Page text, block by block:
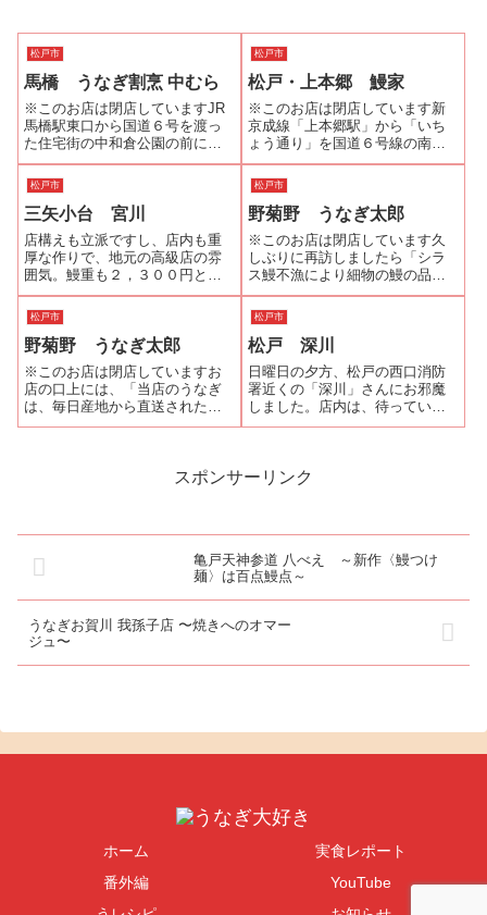
松戸市
馬橋 うなぎ割烹 中むら
※このお店は閉店していますJR
馬橋駅東口から国道６号を渡っ
た住宅街の中和倉公園の前に
「中むら」はあります。１階は
５席ほどのカウンターに小上が
りにテーブルが２つ。2階は座敷
になっていて宴会などに対応し
ているようです。出前メニュー
には「うなぎの...
松戸市
松戸・上本郷 鰻家
※このお店は閉店しています新
京成線「上本郷駅」から「いち
ょう通り」を国道６号線の南花
島交差点方面に100Mほど行った
右側にあります。暖簾をくぐり
店内に入ると、座敷に上がる手
前に小川のように池を配してあ
り、鯉が泳いでいます。まさに
川魚割烹の王...
松戸市
三矢小台 宮川
店構えも立派ですし、店内も重
厚な作りで、地元の高級店の雰
囲気。鰻重も２，３００円と
３，０００円の二種類でお値段
もやや高級？！懐が寂しかった
ので、迷わず、２３００円の
「い」を注文。炭火で焼く香り
が、広い店内に漂い堪らなくな
った頃、鰻重が到着。...
松戸市
野菊野 うなぎ太郎
※このお店は閉店しています久
しぶりに再訪しましたら「シラ
ス鰻不漁により細物の鰻の品薄
の状態が続いています。その
為、勝手ながらうな丼、二段
重、蒲焼き(並)の販売をしばらく
の間、お休みさせて頂きま
す。」という貼り紙が・・・。
シラス鰻が不漁とは聞...
松戸市
野菊野 うなぎ太郎
※このお店は閉店していますお
店の口上には、「当店のうなぎ
は、毎日産地から直送されたも
のの中から厳選したうなぎを一
し上げ、自家製のたれを三度つ
松戸市
松戸 深川
日曜日の夕方、松戸の西口消防
署近くの「深川」さんにお邪魔
しました。店内は、待っている
方はいませんでしたが、出前の
前が多いのかな、と思うと頷け
スポンサーリンク
亀戸天神参道 八べえ ～新作〈鰻つけ
麺〉は百点鰻点～
うなぎお賀川 我孫子店 〜焼きへのオマー
ジュ〜
ホーム
実食レポート
番外編
YouTube